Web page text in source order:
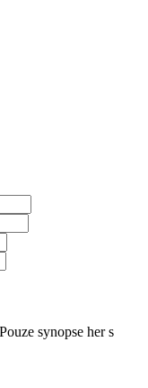
Pouze synopse her s